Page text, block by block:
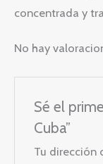
concentrada y
No hay
Sé el
Cuba”
Tu dirección